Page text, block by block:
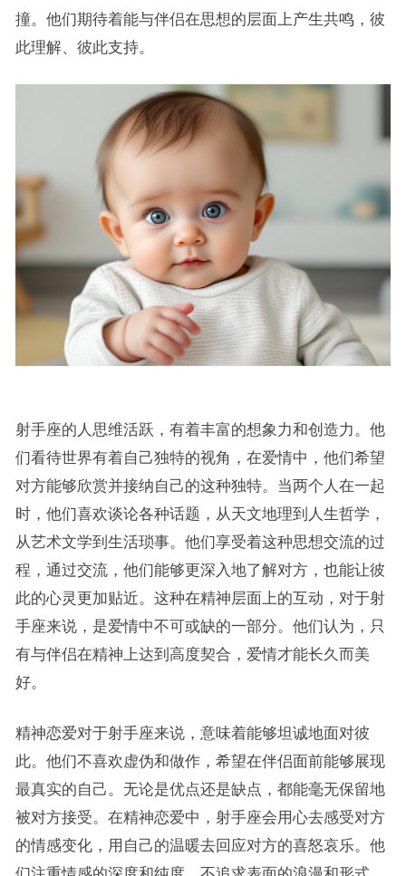
撞。他们期待着能与伴侣在思想的层面上产生共鸣，彼
此理解、彼此支持。
射手座的人思维活跃，有着丰富的想象力和创造力。他
们看待世界有着自己独特的视角，在爱情中，他们希望
对方能够欣赏并接纳自己的这种独特。当两个人在一起
时，他们喜欢谈论各种话题，从天文地理到人生哲学，
从艺术文学到生活琐事。他们享受着这种思想交流的过
程，通过交流，他们能够更深入地了解对方，也能让彼
此的心灵更加贴近。这种在精神层面上的互动，对于射
手座来说，是爱情中不可或缺的一部分。他们认为，只
有与伴侣在精神上达到高度契合，爱情才能长久而美
好。
精神恋爱对于射手座来说，意味着能够坦诚地面对彼
此。他们不喜欢虚伪和做作，希望在伴侣面前能够展现
最真实的自己。无论是优点还是缺点，都能毫无保留地
被对方接受。在精神恋爱中，射手座会用心去感受对方
的情感变化，用自己的温暖去回应对方的喜怒哀乐。他